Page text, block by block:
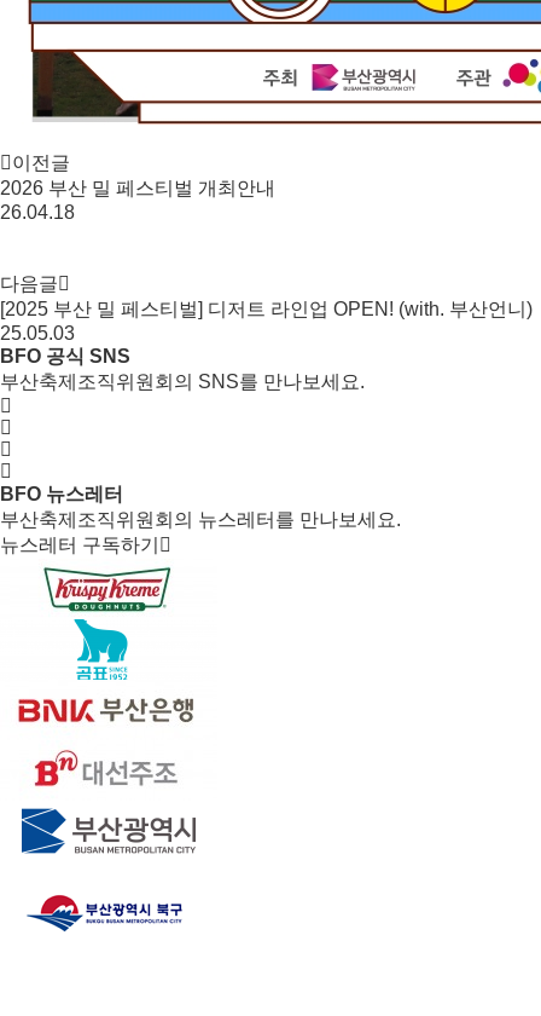
이전글
2026 부산 밀 페스티벌 개최안내
26.04.18
다음글
[2025 부산 밀 페스티벌] 디저트 라인업 OPEN! (with. 부산언니)
25.05.03
BFO 공식 SNS
부산축제조직위원회의 SNS를 만나보세요.
BFO 뉴스레터
부산축제조직위원회의 뉴스레터를 만나보세요.
뉴스레터 구독하기